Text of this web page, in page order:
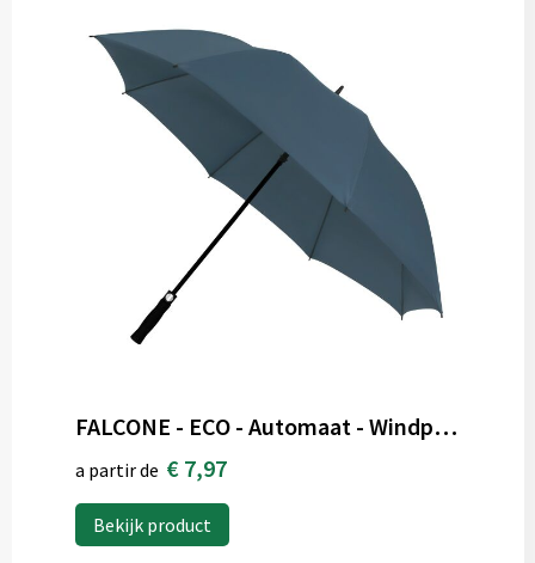
FALCONE - ECO - Automaat - Windproof - 130 cm
a partir de € 7,97
Bekijk product